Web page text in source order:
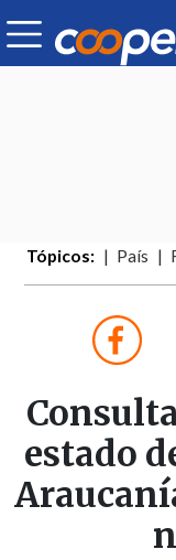
Tópicos: País
estado